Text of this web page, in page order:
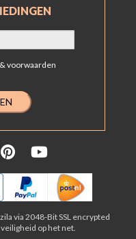
voorwaarden
via 2048-Bit SSL encrypted
op het net.